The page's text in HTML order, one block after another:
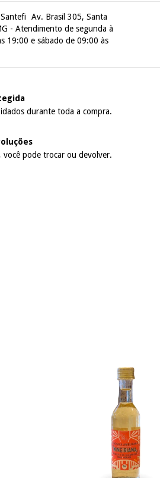
Av. Brasil 305, Santa
- Atendimento de segunda à
19:00 e sábado de 09:00 às
durante toda a compra.
você pode trocar ou devolver.